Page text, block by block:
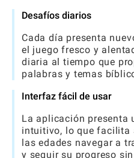
Desafíos diarios
Cada día presenta
el juego fresco y
diaria al tiempo que
palabras y temas
Interfaz fácil de usar
La aplicación presenta
intuitivo, lo que facilita
las edades navegar a
y seguir su progreso